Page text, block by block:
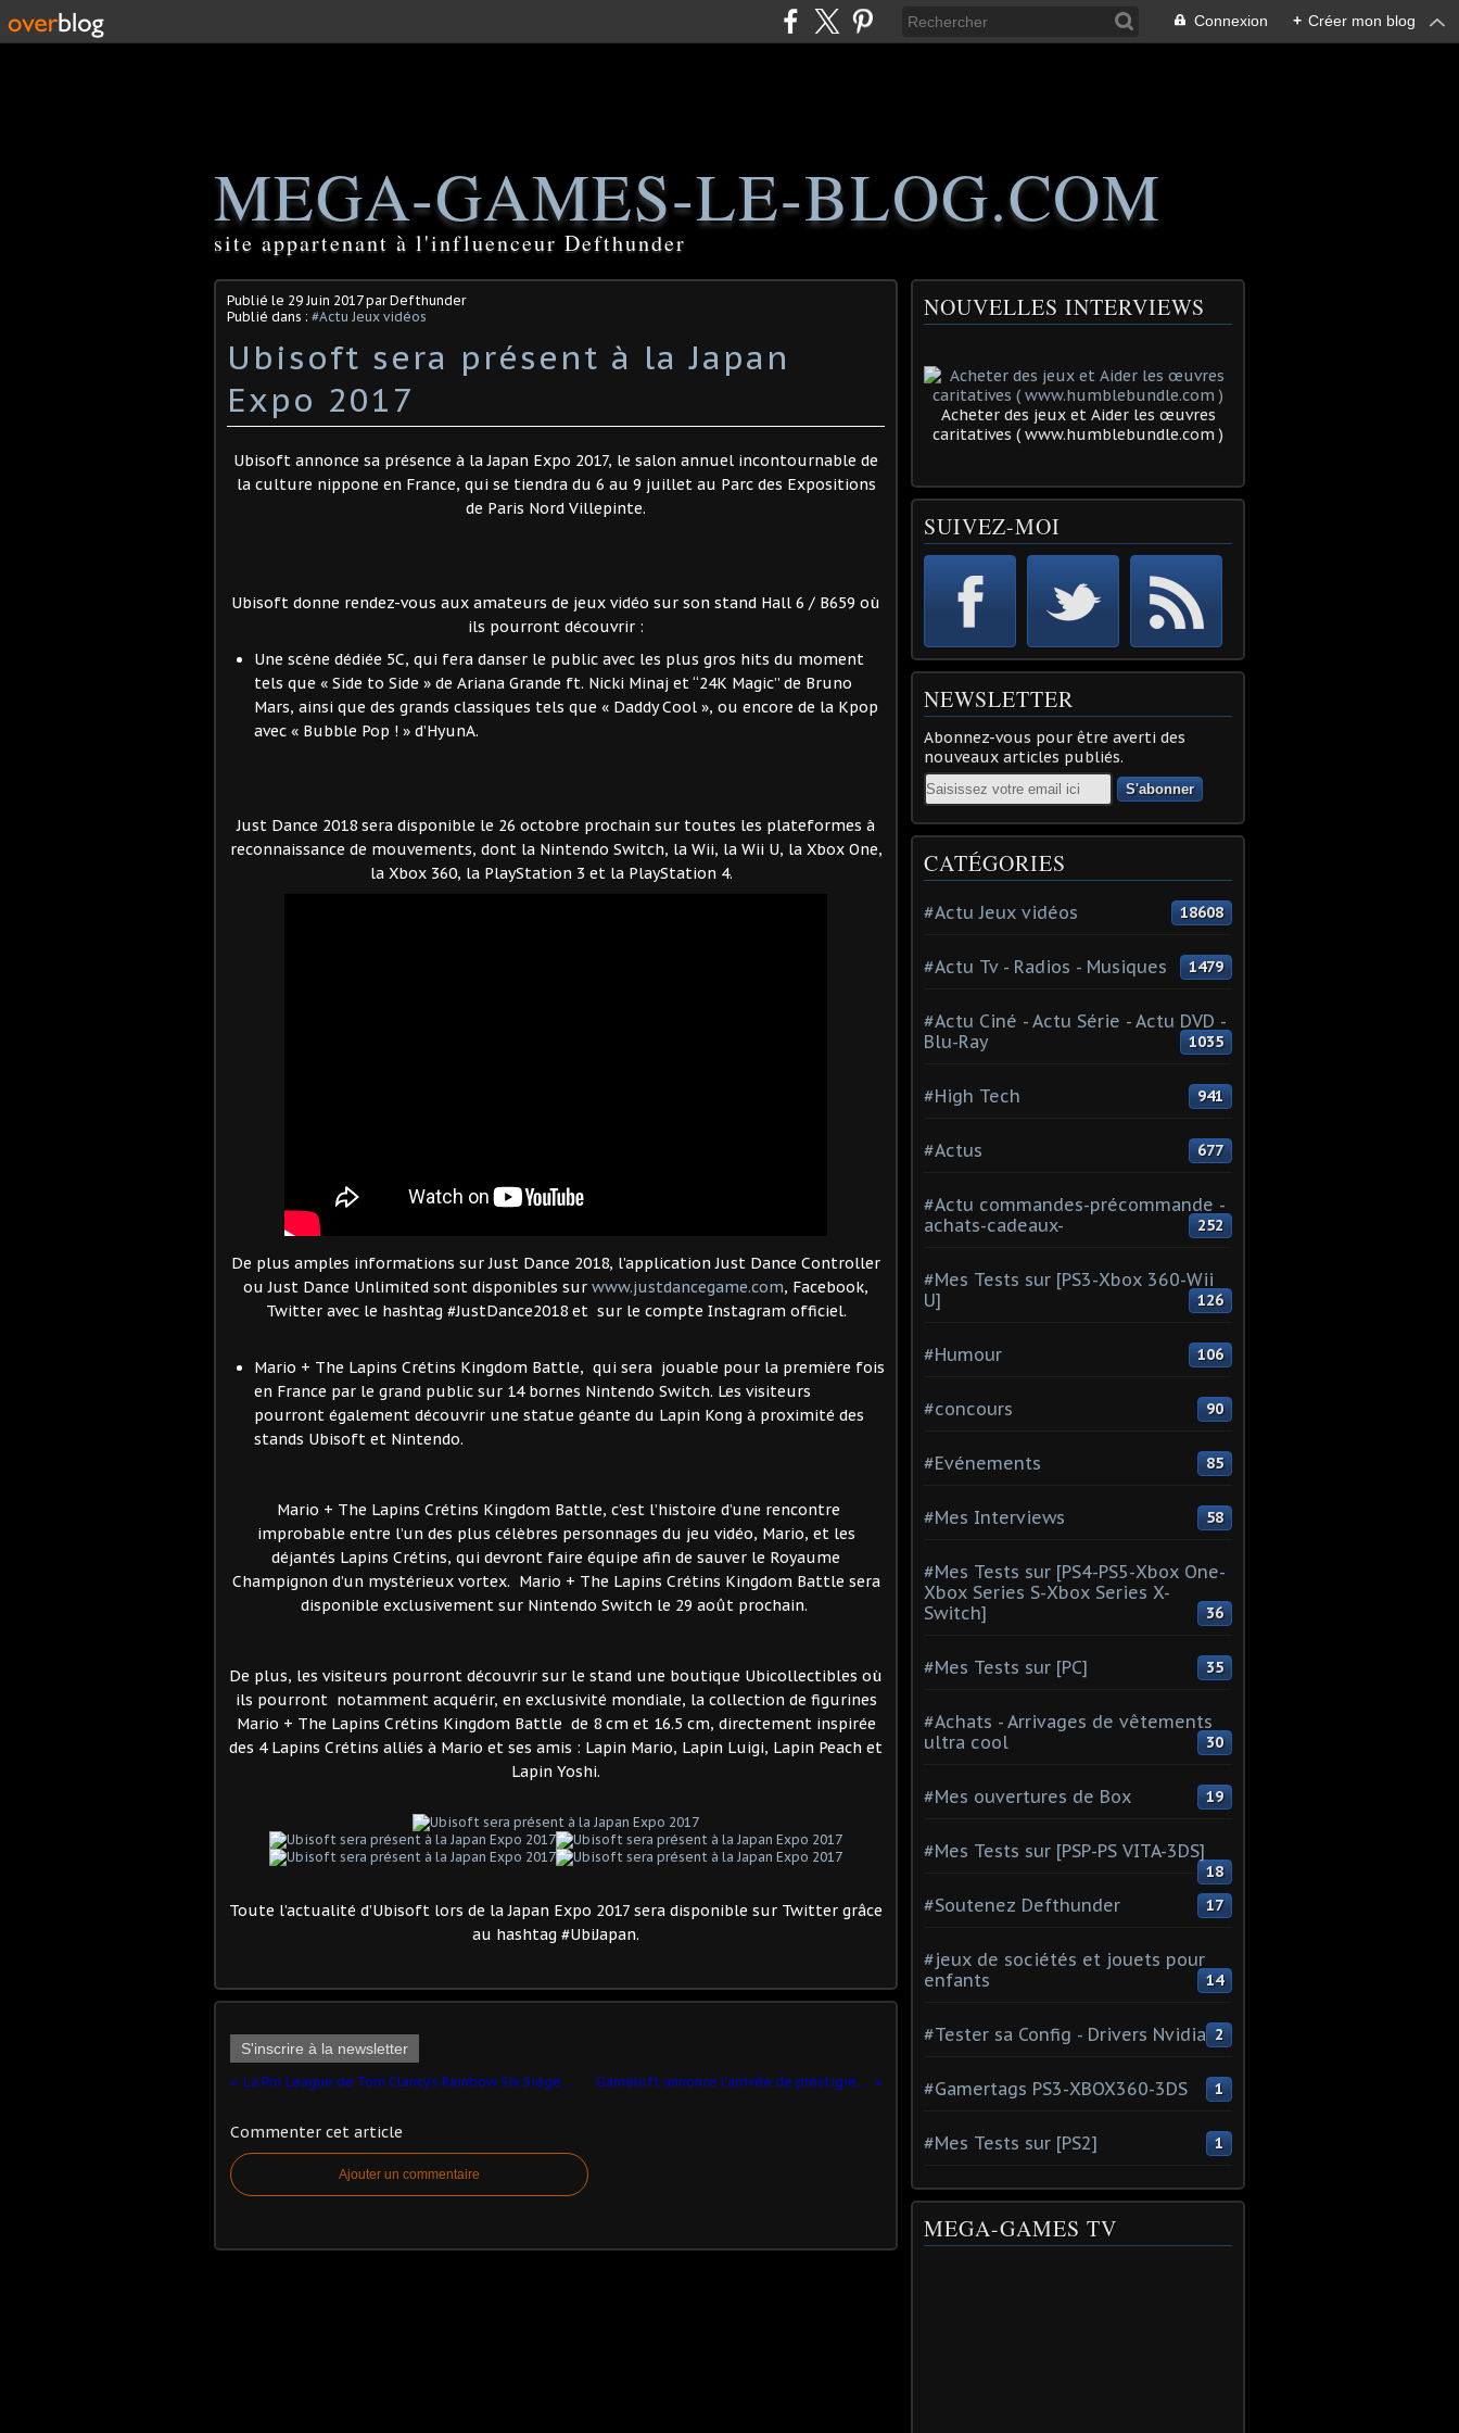
Connexion + Créer mon blog
MEGA-GAMES-LE-BLOG.COM
site appartenant à l'influenceur Defthunder
Publié le 29 Juin 2017par Defthunder
Publié dans : #Actu Jeux vidéos
Ubisoft sera présent à la Japan
Expo 2017
Ubisoft annonce sa présence à la Japan Expo 2017, le salon annuel incontournable de
la culture nippone en France, qui se tiendra du 6 au 9 juillet au Parc des Expositions
de Paris Nord Villepinte.
Ubisoft donne rendez-vous aux amateurs de jeux vidéo sur son stand Hall 6 / B659 où
ils pourront découvrir :
Une scène dédiée 5C, qui fera danser le public avec les plus gros hits du moment
tels que « Side to Side » de Ariana Grande ft. Nicki Minaj et “24K Magic” de Bruno
Mars, ainsi que des grands classiques tels que « Daddy Cool », ou encore de la Kpop
avec « Bubble Pop ! » d’HyunA.
Just Dance 2018 sera disponible le 26 octobre prochain sur toutes les plateformes à
reconnaissance de mouvements, dont la Nintendo Switch, la Wii, la Wii U, la Xbox One,
la Xbox 360, la PlayStation 3 et la PlayStation 4.
De plus amples informations sur Just Dance 2018, l’application Just Dance Controller
ou Just Dance Unlimited sont disponibles sur www.justdancegame.com, Facebook,
Twitter avec le hashtag #JustDance2018 et sur le compte Instagram officiel.
Mario + The Lapins Crétins Kingdom Battle, qui sera jouable pour la première fois
en France par le grand public sur 14 bornes Nintendo Switch. Les visiteurs
pourront également découvrir une statue géante du Lapin Kong à proximité des
stands Ubisoft et Nintendo.
Mario + The Lapins Crétins Kingdom Battle, c’est l’histoire d’une rencontre
improbable entre l’un des plus célèbres personnages du jeu vidéo, Mario, et les
déjantés Lapins Crétins, qui devront faire équipe afin de sauver le Royaume
Champignon d’un mystérieux vortex. Mario + The Lapins Crétins Kingdom Battle sera
disponible exclusivement sur Nintendo Switch le 29 août prochain.
De plus, les visiteurs pourront découvrir sur le stand une boutique Ubicollectibles où
ils pourront notamment acquérir, en exclusivité mondiale, la collection de figurines
Mario + The Lapins Crétins Kingdom Battle de 8 cm et 16.5 cm, directement inspirée
des 4 Lapins Crétins alliés à Mario et ses amis : Lapin Mario, Lapin Luigi, Lapin Peach et
Lapin Yoshi.
Toute l’actualité d’Ubisoft lors de la Japan Expo 2017 sera disponible sur Twitter grâce
au hashtag #UbiJapan.
S'inscrire à la newsletter
La Pro League de Tom Clancy’s Rainbow Six Siege arrive en Asie-Pacifique pour la Saison 3 dès septembre Gameloft annonce l’arrivée de prestigieux modèles Porsche dans Asphalt 8: Airborne
Commenter cet article
Ajouter un commentaire
NOUVELLES INTERVIEWS
Acheter des jeux et Aider les œuvres
caritatives ( www.humblebundle.com )
SUIVEZ-MOI
NEWSLETTER
Abonnez-vous pour être averti des
nouveaux articles publiés.
Email
CATÉGORIES
#Actu Jeux vidéos 18608
#Actu Tv - Radios - Musiques 1479
#Actu Ciné - Actu Série - Actu DVD -
Blu-Ray
1035
#High Tech 941
#Actus 677
#Actu commandes-précommande -
achats-cadeaux-
252
#Mes Tests sur [PS3-Xbox 360-Wii
U]
126
#Humour 106
#concours 90
#Evénements 85
#Mes Interviews 58
#Mes Tests sur [PS4-PS5-Xbox One-
Xbox Series S-Xbox Series X-
Switch]
36
#Mes Tests sur [PC] 35
#Achats - Arrivages de vêtements
ultra cool
30
#Mes ouvertures de Box 19
#Mes Tests sur [PSP-PS VITA-3DS]
18
#Soutenez Defthunder 17
#jeux de sociétés et jouets pour
enfants
14
#Tester sa Config - Drivers Nvidia 2
#Gamertags PS3-XBOX360-3DS 1
#Mes Tests sur [PS2] 1
MEGA-GAMES TV